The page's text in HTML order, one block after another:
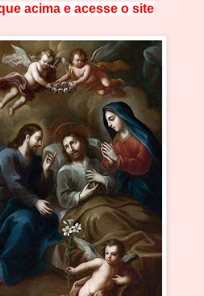
acima e acesse o site